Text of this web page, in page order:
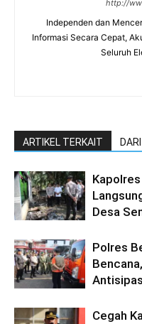
http://
Independen dan
Informasi Secara Cepat,
Seluruh
ARTIKEL TERKAIT
Desa
Polres
Cegah